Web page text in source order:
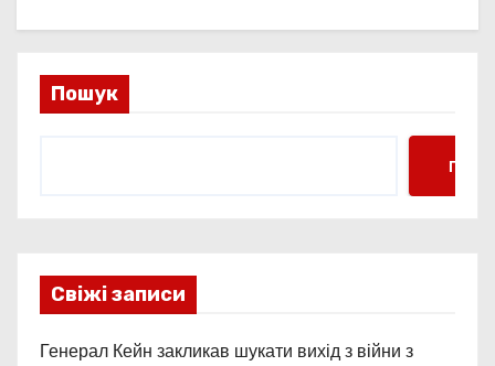
Пошук
Свіжі записи
Генерал Кейн закликав шукати вихід з війни з